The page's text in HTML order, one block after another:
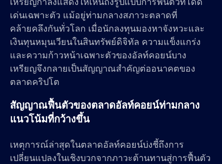
เด่นเฉพาะตัว แม้อยู่ท่ามกลางสภาวะตลาดที่
คล้ายคลึงกันทั่วโลก เมื่อนักลงทุนมองหาจังหวะและ
เงินทุนหมุนเวียนในสินทรัพย์ดิจิทัล ความแข็งแกร่ง
และความก้าวหน้าเฉพาะตัวของอัลท์คอยน์บาง
เหรียญจึงกลายเป็นสัญญาณสำคัญต่ออนาคตของ
ตลาดคริปโต
สัญญาณฟื้นตัวของตลาดอัลท์คอยน์ท่ามกลาง
แนวโน้มที่กว้างขึ้น
เหตุการณ์ล่าสุดในตลาดอัลท์คอยน์บ่งชี้ถึงการ
เปลี่ยนแปลงในเชิงบวกจากภาวะต้านทานสู่การฟื้นตัว